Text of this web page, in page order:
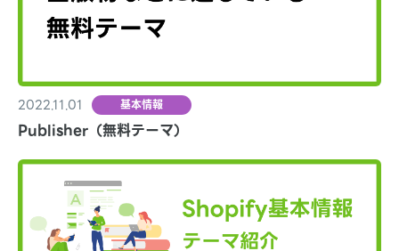
2022.11.01 基本情報
Publisher（無料テーマ）